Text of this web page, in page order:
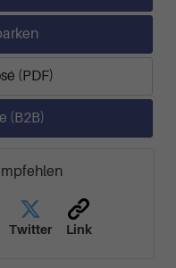
(PDF)
(B2B)
Twitter Link